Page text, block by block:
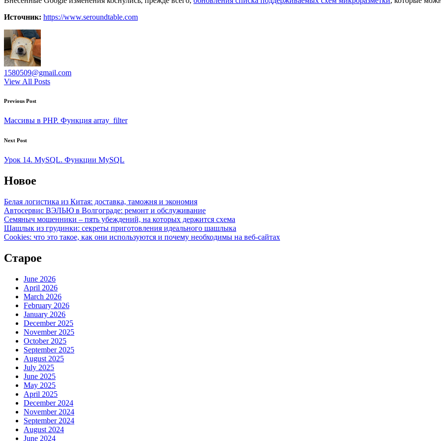
Источник: https://www.seroundtable.com
1580509@gmail.com
View All Posts
Post
navigation
Previous Post
Массивы в PHP. Функция array_filter
Next Post
Урок 14. MySQL. Функции MySQL
Новое
Белая логистика из Китая: доставка, таможня и экономия
Автосервис ВЭЛЬЮ в Волгограде: ремонт и обслуживание
Семяныч мошенники – пять убеждений, на которых держится схема
Шашлык из грудинки: секреты приготовления идеального шашлыка
Cookies: что это такое, как они используются и почему необходимы на веб-сайтах
Старое
June 2026
April 2026
March 2026
February 2026
January 2026
December 2025
November 2025
October 2025
September 2025
August 2025
July 2025
June 2025
May 2025
April 2025
December 2024
November 2024
September 2024
August 2024
June 2024